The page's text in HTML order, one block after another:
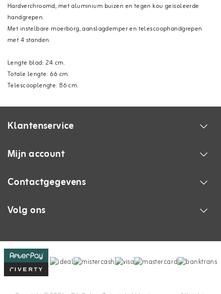
Hardverchroomd, met aluminium buizen en tegen kou geïsoleerde
handgrepen.
Met instelbare moerborg, aanslagdemper en telescoophandgrepen
met 4 standen.
Lengte blad: 24 cm.
Totale lengte: 66 cm.
Telescooplengte: 86 cm.
Klantenservice
Mijn account
Contactgegevens
Volg ons